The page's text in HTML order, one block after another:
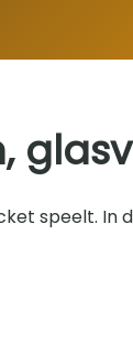
speelt. In